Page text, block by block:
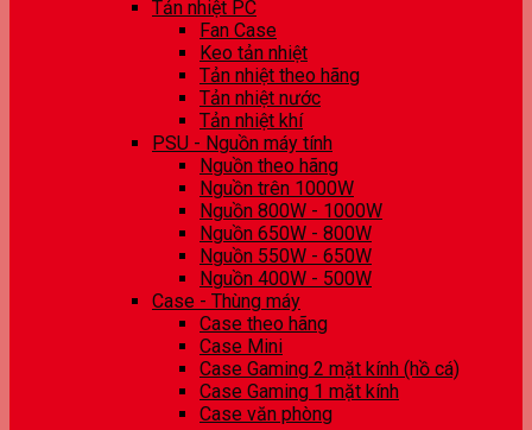
Tản nhiệt PC
Fan Case
Keo tản nhiệt
Tản nhiệt theo hãng
Tản nhiệt nước
Tản nhiệt khí
PSU - Nguồn máy tính
Nguồn theo hãng
Nguồn trên 1000W
Nguồn 800W - 1000W
Nguồn 650W - 800W
Nguồn 550W - 650W
Nguồn 400W - 500W
Case - Thùng máy
Case theo hãng
Case Mini
Case Gaming 2 mặt kính (hồ cá)
Case Gaming 1 mặt kính
Case văn phòng